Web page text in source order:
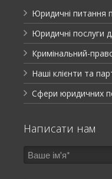
Юридичні питання
Юридичні послуги
Кримінальний-
Наші клієнти та
Сфери юридичних
Написати нам